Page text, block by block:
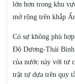
lớn hơn trong khu
mở rộng trên khắp
Có sự không phù
Độ Dương-Thái Bình
của nước này với tư
trật tự dựa trên quy